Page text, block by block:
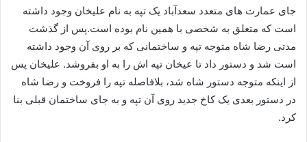
جای عمارت های متعدد سعدآباد یک تپه به نام علیخان وجود داشته
است که متعلق به شخصی با همین نام بوده است.پس از گذشت
مدتی رضا شاه متوجه تپه و ساختمانی که بر روی آن وجود داشته
است شد و دستور داد تا عیخان تپه اش را به او بفروشد. علیخان پس
از اینکه متوجه دستور شاه شد، بلافاصله تپه را فروخت و رضا شاه
در دستور بعدی یک کاخ جدید روی آن تپه و به جای ساختمان قبلی بنا
کرد.